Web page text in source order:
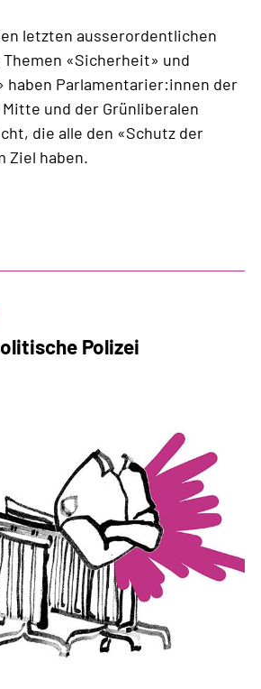
letzten ausserordentlichen
«Sicherheit» und
haben Parlamentarier:innen der
Mitte und der Grünliberalen
die alle den «Schutz der
Ziel haben.
Polizei